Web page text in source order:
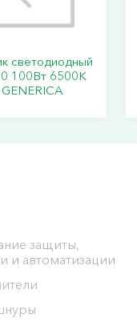
светодиодный
100Вт 6500К
защиты,
и автоматизации